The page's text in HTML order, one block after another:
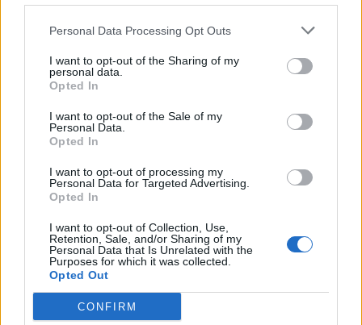
Personal Data Processing Opt Outs
I want to opt-out of the Sharing of my
personal data.
Opted In
I want to opt-out of the Sale of my
Personal Data.
Opted In
I want to opt-out of processing my
Personal Data for Targeted Advertising.
Opted In
I want to opt-out of Collection, Use,
Retention, Sale, and/or Sharing of my
Personal Data that Is Unrelated with the
Purposes for which it was collected.
Opted Out
CONFIRM
το πρώτο εξάμηνο του 2026
04/08/2026 - 09:25
GO Delivery: Άλμα 74,7% στον τζίρο, κέρδη 5,9
εκατ. ευρώ και μέρισμα 5 εκατ. ευρώ
ΙΕΛΚΑ: Αρνητικός «πληθωρισμός» -0,47% στα
σούπερ μάρκετ τον Ιούλιο
04/08/2026 - 11:20 ΟΙΚΟΝΟΜΙΑ
Χρηματιστήριο: Στις 2.612,95 μονάδες ο Γενικός
Δείκτης Τιμών, με οριακή άνοδο 0,05%
04/08/2026 - 13:08 ΟΙΚΟΝΟΜΙΑ